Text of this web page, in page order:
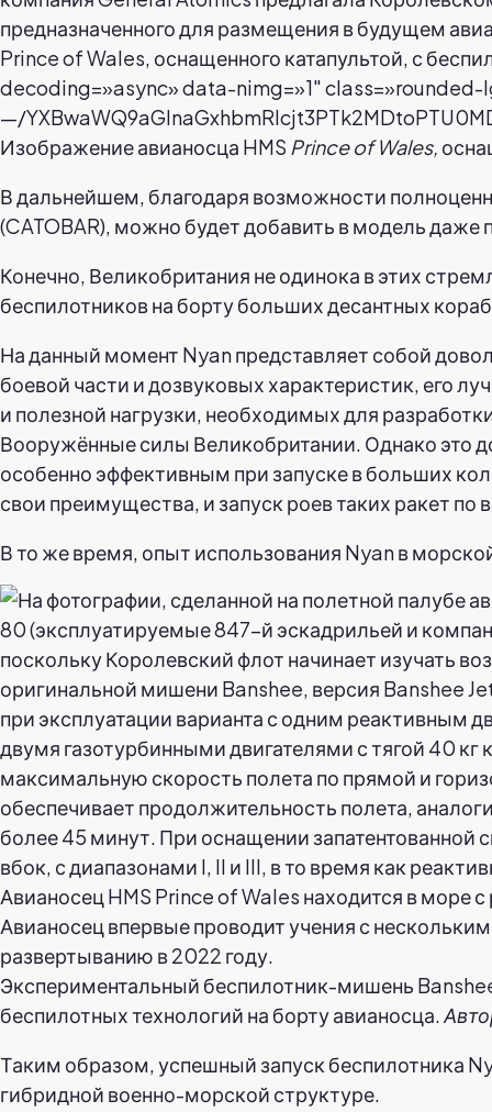
Prince of Wales, оснащенного катапультой, с
decoding=»async» data-nimg=»1″
—/
Изображение авианосца HMS Prince of Wales,
В дальнейшем, благодаря возможности
(CATOBAR), можно будет добавить в модель
Конечно, Великобритания не одинока в этих
беспилотников на борту больших десантных
На данный момент Nyan представляет собой
боевой части и дозвуковых характеристик, его
и полезной нагрузки, необходимых для
Вооружённые силы Великобритании. Однако это
особенно эффективным при запуске в больших
свои преимущества, и запуск роев таких ракет
В то же время, опыт использования Nyan в
Экспериментальный беспилотник-мишень
беспилотных технологий на борту авианосца.
Таким образом, успешный запуск беспилотника
гибридной военно-морской структуре.